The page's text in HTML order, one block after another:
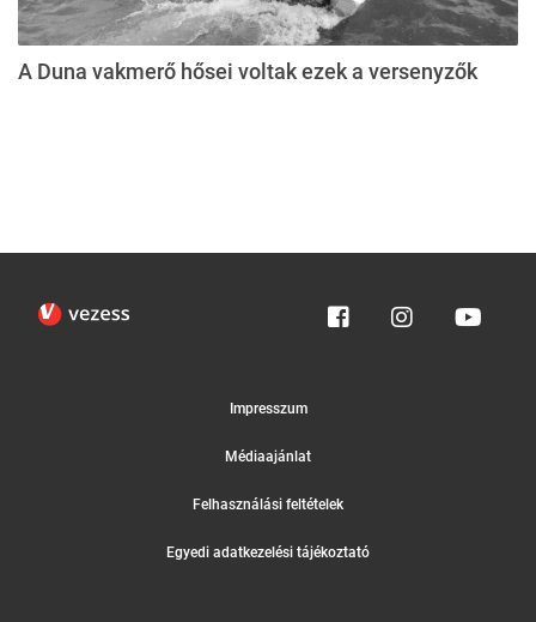
A Duna vakmerő hősei voltak ezek a versenyzők
Impresszum
Médiaajánlat
Felhasználási feltételek
Egyedi adatkezelési tájékoztató